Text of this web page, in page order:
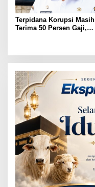
Terpidana Korupsi Masih
Terima 50 Persen Gaji,